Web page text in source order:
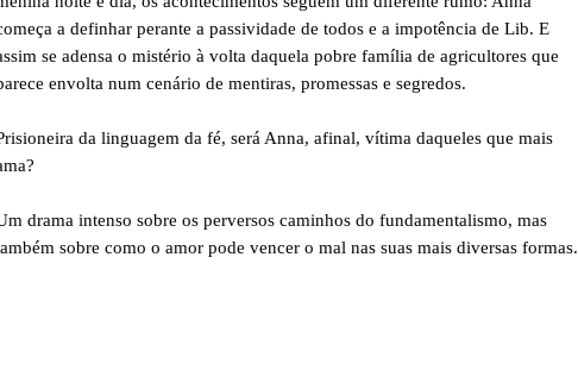
a definhar perante a passividade de todos e a impotência de Lib. E
se adensa o mistério à volta daquela pobre família de agricultores que
envolta num cenário de mentiras, promessas e segredos.
da linguagem da fé, será Anna, afinal, vítima daqueles que mais
drama intenso sobre os perversos caminhos do fundamentalismo, mas
sobre como o amor pode vencer o mal nas suas mais diversas formas.